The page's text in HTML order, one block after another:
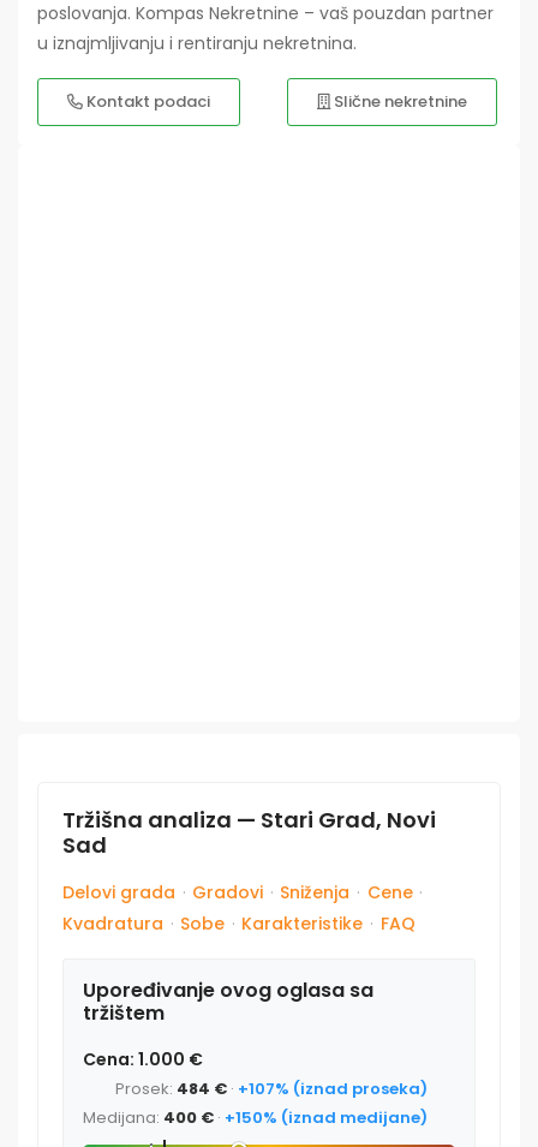
poslovanja. Kompas Nekretnine – vaš pouzdan partner
u iznajmljivanju i rentiranju nekretnina.
Kontakt podaci Slične nekretnine
Tržišna analiza — Stari Grad, Novi
Sad
Delovi grada · Gradovi · Sniženja · Cene ·
Kvadratura · Sobe · Karakteristike · FAQ
Upoređivanje ovog oglasa sa
tržištem
Cena: 1.000 €
Prosek: 484 € · +107% (iznad proseka)
Medijana: 400 € · +150% (iznad medijane)